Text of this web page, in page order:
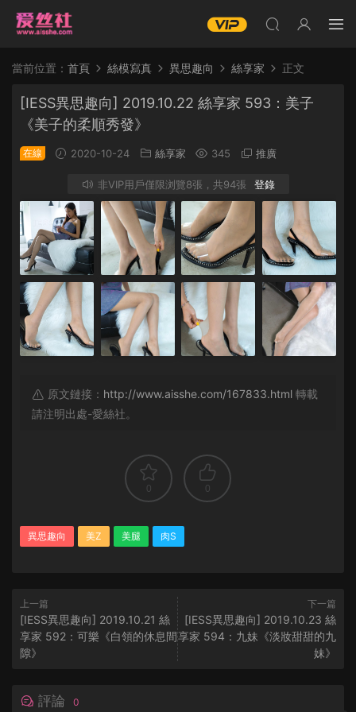
當前位置： 首頁 絲模寫真 異思趣向 絲享家 正文
[IESS異思趣向] 2019.10.22 絲享家 593：美子
《美子的柔順秀發》
在線 2020-10-24 絲享家 345 推廣
非VIP用戶僅限浏覽8張，共94張 登錄
原文鏈接： http://www.aisshe.com/167833.html 轉載
請注明出處-愛絲社。
0 0
異思趣向 美Z 美腿 肉S
上一篇
[IESS異思趣向] 2019.10.21 絲
享家 592：可樂《白領的休息間
隙》
下一篇
[IESS異思趣向] 2019.10.23 絲
享家 594：九妹《淡妝甜甜的九
妹》
評論 0